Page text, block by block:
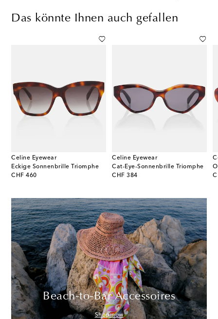
Das könnte Ihnen auch gefallen
Celine Eyewear
Eckige Sonnenbrille Triomphe
CHF 460
original price
Celine Eyewear
Cat-Eye-Sonnenbrille Triomphe
CHF 384
original price
Beach-to-Bar Accessoires
Shop now